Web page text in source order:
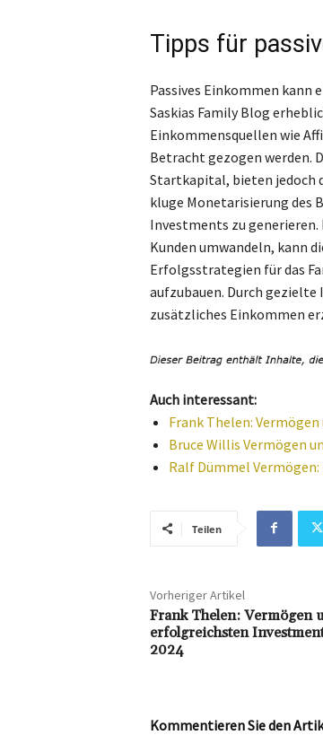
Tipps für
Passives Einkommen kann
Saskias Family Blog
Einkommensquellen wie
Betracht gezogen werden.
Startkapital, bieten jedoch
kluge Monetarisierung des
Investments zu
Kunden umwandeln, kann
Erfolgsstrategien für das
aufzubauen. Durch
zusätzliches Einkommen
Auch interessant:
Frank Thelen:
Bruce Willis Vermögen
Ralf Dümmel
Teilen
Vorheriger Artikel
Frank Thelen: Vermögen
erfolgreichsten
2024
Kommentieren Sie den